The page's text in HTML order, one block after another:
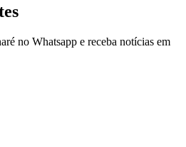
no Whatsapp e receba notícias em